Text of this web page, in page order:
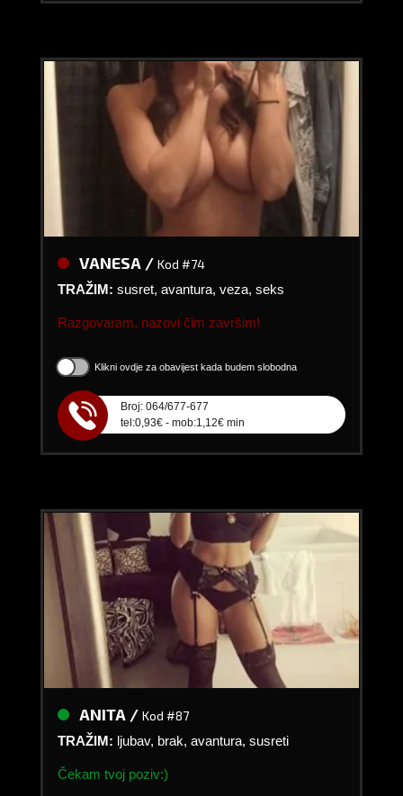
VANESA / Kod #74
TRAŽIM: susret, avantura, veza, seks
Razgovaram, nazovi čim završim!
Klikni ovdje za obavijest kada budem slobodna
Broj: 064/677-677
tel:0,93€ - mob:1,12€ min
ANITA / Kod #87
TRAŽIM: ljubav, brak, avantura, susreti
Čekam tvoj poziv:)